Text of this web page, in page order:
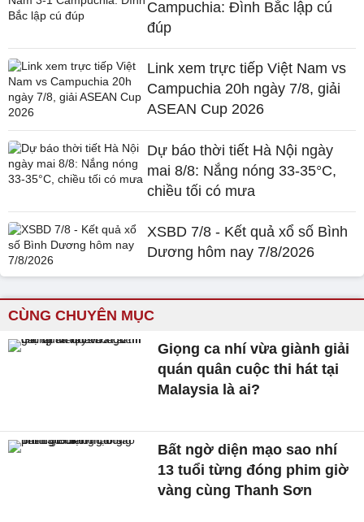
Campuchia: Đình Bắc lập cú
đúp
Link xem trực tiếp Việt Nam vs
Campuchia 20h ngày 7/8, giải
ASEAN Cup 2026
Dự báo thời tiết Hà Nội ngày
mai 8/8: Nắng nóng 33-35°C,
chiều tối có mưa
XSBD 7/8 - Kết quả xổ số Bình
Dương hôm nay 7/8/2026
CÙNG CHUYÊN MỤC
Giọng ca nhí vừa giành giải
quán quân cuộc thi hát tại
Malaysia là ai?
Bất ngờ diện mạo sao nhí
13 tuổi từng đóng phim giờ
vàng cùng Thanh Sơn